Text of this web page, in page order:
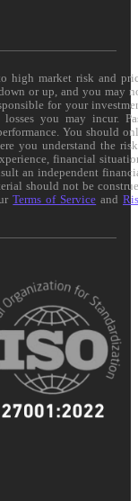
high market risk and
or up, and you may
for your
you may incur.
You should
you understand the
financial
an independent
should not be
Terms of Service and